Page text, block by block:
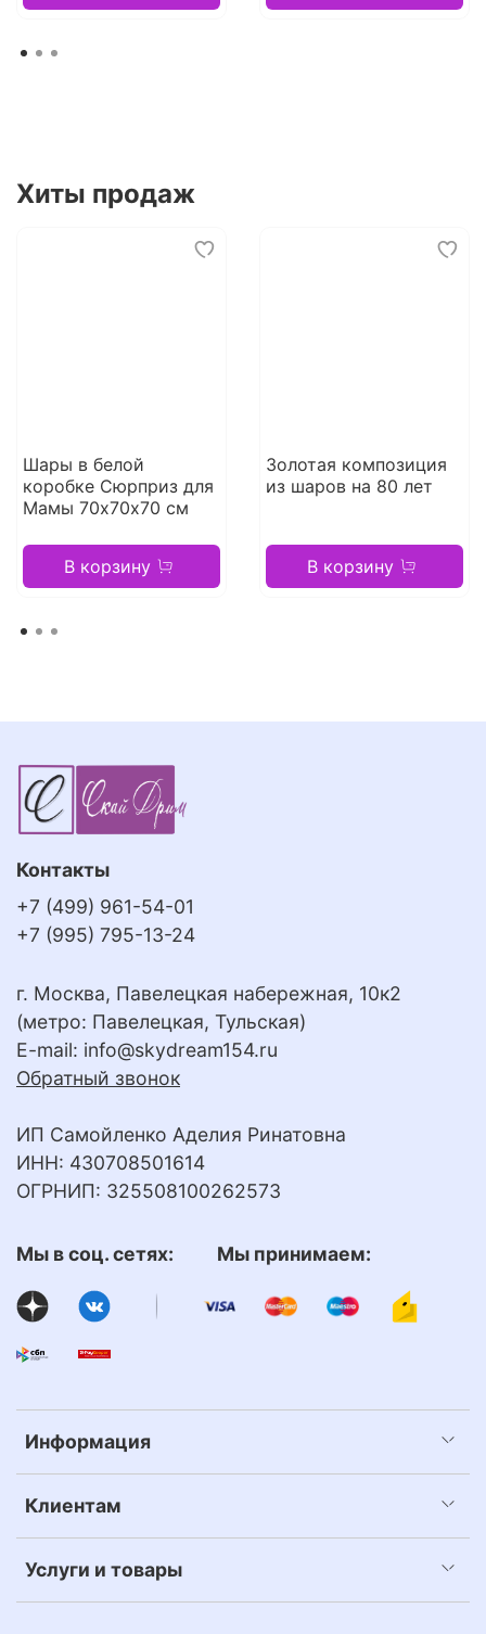
Хиты продаж
Шары в белой
коробке Сюрприз для
Мамы 70х70х70 см
В корзину
Золотая композиция
из шаров на 80 лет
В корзину
Информация
Клиентам
Услуги и товары
Контакты
+7 (499) 961-54-01
+7 (995) 795-13-24
г. Москва, Павелецкая набережная, 10к2
(метро: Павелецкая, Тульская)
E-mail: info@skydream154.ru
Обратный звонок
ИП Самойленко Аделия Ринатовна
ИНН: 430708501614
ОГРНИП: 325508100262573
Мы в соц. сетях: Мы принимаем: